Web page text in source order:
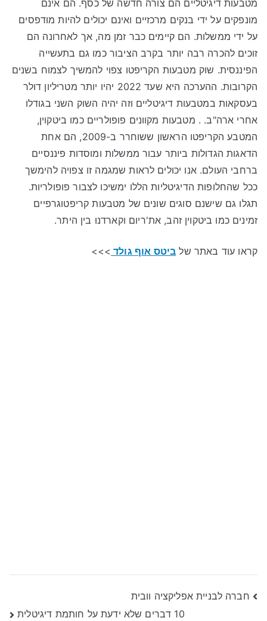
מטבעות דיגיטליים הם צורה חדשה של כסף. הם אינם
מונפקים על ידי בנקים מרכזיים ואינם יכולים להיות מודפסים
על ידי ממשלות. הם קיימים כבר זמן מה, אך לאחרונה הם
זוכים להכרה רבה יותר בקרב הציבור כמו גם בתעשייה
הפיננסית. שוק מטבעות הקריפטו צפוי להמשיך לצמוח בשנים
הקרובות. ההערכה היא שעד 2022 יהיו יותר מטריליון דולר
בעסקאות במטבעות דיגיטליים וזה יהיה השוק השני בגודלו
אחרי ארה"ב. . מטבעות מקוונים פופולריים כמו ביטקוין,
המטבע הקריפטו הראשון ששוחרר ב-2009, הם אחת
הדאגות הגדולות ביותר עבור ממשלות ומוסדות פיננסיים
ברחבי העולם. אנו יכולים לראות שמגמה זו צפויה להימשך
ככל שהחלופות הדיגיטליות הללו ימשיכו לצבור פופולריות.
תגלו גם שישנם סוגים שונים של מטבעות קריפטוגרפיים
זמינים כמו ביטקוין זהב, את'ריום וקארדנו בין היתר.
קראו עוד באתר של ביטס אוף גולד >>>
ניווט
חברה לבניית אפליקציה וובית
10 דברים שלא ידעת על חותמת דיגיטלית